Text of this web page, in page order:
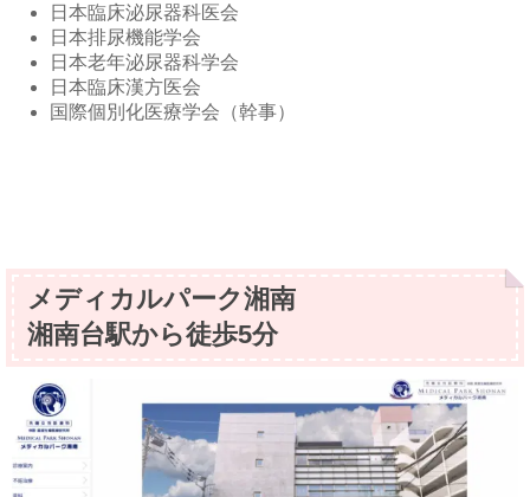
日本臨床泌尿器科医会
日本排尿機能学会
日本老年泌尿器科学会
日本臨床漢方医会
国際個別化医療学会（幹事）
メディカルパーク湘南
湘南台駅から徒歩5分